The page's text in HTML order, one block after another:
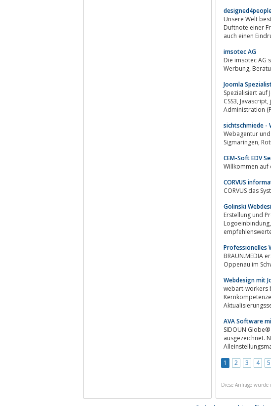
Unsere Welt besteht aus Formen und
Duftnote einer Frühlingswiese
auch einen
imsotec AG
Die imsotec AG
Joomla
Spezialisiert auf Joomla: Frontend
CSS3, Javascript, jQuery, JYAML, Joomla, Wordpress, JTL Shop, JTL Wawi, XT:Commerce, Gambio, Magento, Webserver
sichtschmiede -
Webagentur
CEM-Soft EDV
Willkommen auf
CORVUS
Golinski
Erstellung und
Professionelles
BRAUN.MEDIA erstellt
Oppenau im
Webdesign mit
webart-workers
Kernkompetenzen
AVA Software
SIDOUN
ausgezeichnet.
1
2 3 4 5
Diese Anfrage